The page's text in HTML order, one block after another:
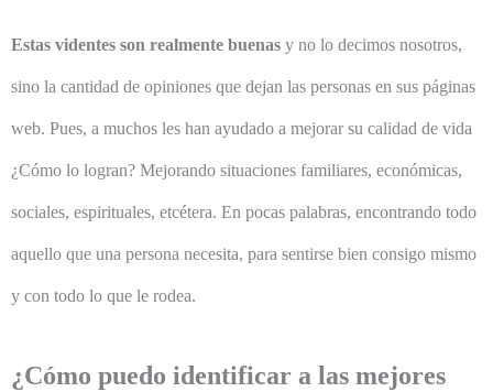
Estas videntes son realmente buenas y no lo decimos nosotros,
sino la cantidad de opiniones que dejan las personas en sus páginas
web. Pues, a muchos les han ayudado a mejorar su calidad de vida
¿Cómo lo logran? Mejorando situaciones familiares, económicas,
sociales, espirituales, etcétera. En pocas palabras, encontrando todo
aquello que una persona necesita, para sentirse bien consigo mismo
y con todo lo que le rodea.
¿Cómo puedo identificar a las mejores